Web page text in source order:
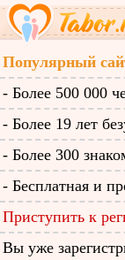
Популярный
- Более 500 000
- Более 19 лет
- Более 300
- Бесплатная и
Приступить к
Вы уже